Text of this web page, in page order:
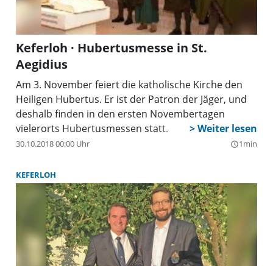
Keferloh · Hubertusmesse in St.
Aegidius
Am 3. November feiert die katholische Kirche den
Heiligen Hubertus. Er ist der Patron der Jäger, und
deshalb finden in den ersten Novembertagen
vielerorts Hubertusmessen statt.
30.10.2018 00:00 Uhr query_builder1min
KEFERLOH